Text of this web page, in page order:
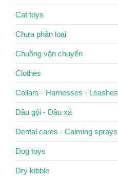
Cat toys
Chưa phân loại
Chuồng vận chuyển
Clothes
Collars - Harnesses - Leashes
Dầu gội - Dầu xả
Dental cares - Calming sprays
Dog toys
Dry kibble